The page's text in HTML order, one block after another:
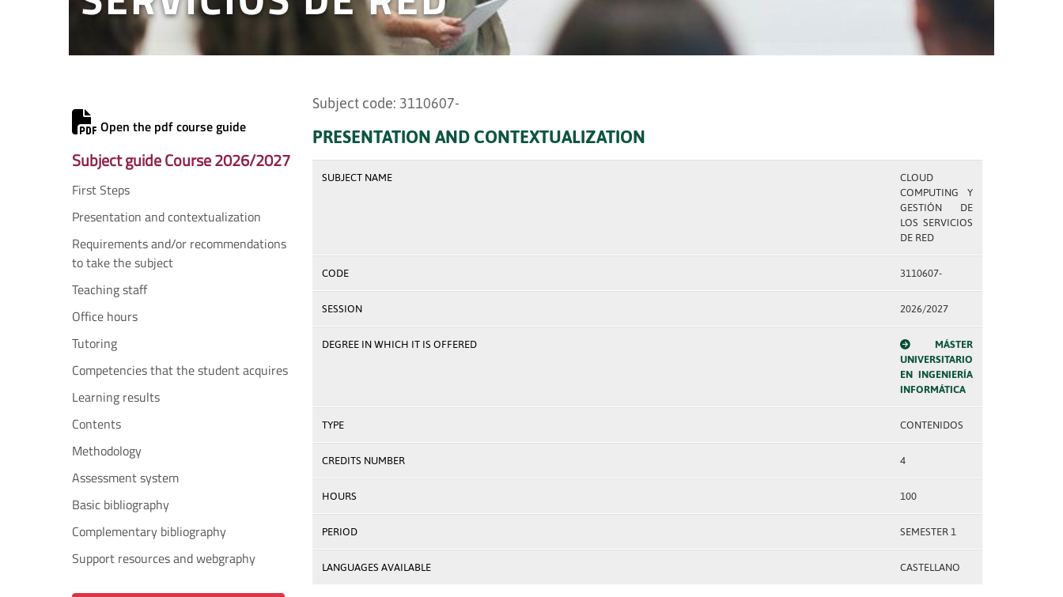
Open the pdf course guide
Subject guide Course 2026/2027
First Steps
Presentation and contextualization
Requirements and/or recommendations
to take the subject
Teaching staff
Office hours
Tutoring
Competencies that the student acquires
Learning results
Contents
Methodology
Assessment system
Basic bibliography
Complementary bibliography
Support resources and webgraphy
Subject code: 3110607-
PRESENTATION AND CONTEXTUALIZATION
SUBJECT NAME
CLOUD
COMPUTING Y
GESTIÓN DE
LOS SERVICIOS
DE RED
CODE 3110607-
SESSION 2026/2027
DEGREE IN WHICH IT IS OFFERED
MÁSTER
UNIVERSITARIO
EN INGENIERÍA
INFORMÁTICA
TYPE CONTENIDOS
CREDITS NUMBER 4
HOURS 100
PERIOD SEMESTER 1
LANGUAGES AVAILABLE CASTELLANO